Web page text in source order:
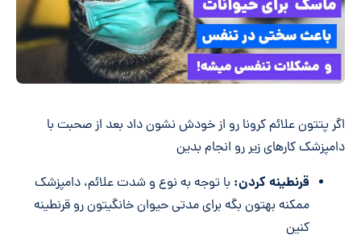
اگر پتتون علائم کرونا رو از خودش نشون داد بعد از صحبت با
دامپزشک کارهای زیر رو انجام بدین
قرنطینه کردن: با توجه به نوع و شدت علائم، دامپزشک
ممکنه بهتون بگه برای مدتی حیوان خانگیتون رو قرنطینه
کنین